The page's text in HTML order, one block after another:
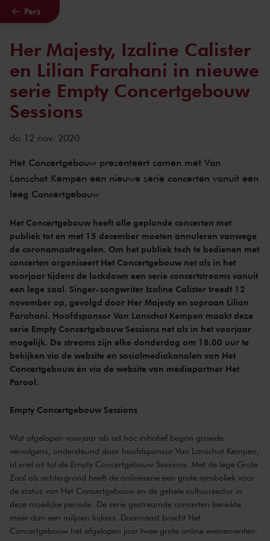
Naar hoofdcontent
Pers
Her Majesty, Izaline Calister
en Lilian Farahani in nieuwe
serie Empty Concertgebouw
Sessions
do 12 nov. 2020
Het Concertgebouw presenteert samen met Van
Lanschot Kempen een nieuwe serie concerten vanuit een
leeg Concertgebouw
Het Concertgebouw heeft alle geplande concerten met
publiek tot en met 15 december moeten annuleren vanwege
de coronamaatregelen. Om het publiek toch te bedienen met
concerten organiseert Het Concertgebouw net als in het
voorjaar tijdens de lockdown een serie concertstreams vanuit
een lege zaal. Singer-songwriter Izaline Calister treedt 12
november op, gevolgd door Her Majesty en sopraan Lilian
Farahani. Hoofdsponsor Van Lanschot Kempen maakt deze
serie Empty Concertgebouw Sessions net als in het voorjaar
mogelijk. De streams zijn elke donderdag om 18.00 uur te
bekijken via de website en socialmediakanalen van Het
Concertgebouw én via de website van mediapartner Het
Parool.
Empty Concertgebouw Sessions
Wat afgelopen voorjaar als ad hoc initiatief begon groeide
vervolgens, ondersteund door hoofdsponsor Van Lanschot Kempen,
al snel uit tot de Empty Concertgebouw Sessions. Met de lege Grote
Zaal als achtergrond heeft de onlineserie een grote symboliek voor
de status van Het Concertgebouw en de gehele cultuursector in
deze moeilijke periode. De serie gestreamde concerten bereikte
meer dan een miljoen kijkers. Daarnaast bracht Het
Concertgebouw het afgelopen jaar twee grote online evenementen: